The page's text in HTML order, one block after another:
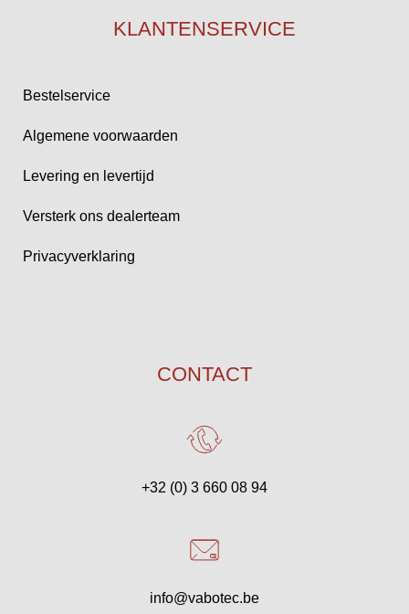
KLANTENSERVICE
Bestelservice
Algemene voorwaarden
Levering en levertijd
Versterk ons dealerteam
Privacyverklaring
CONTACT
+32 (0) 3 660 08 94
info@vabotec.be